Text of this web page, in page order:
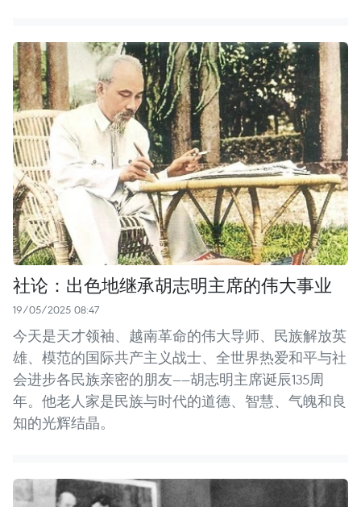
社论：出色地继承胡志明主席的伟大事业
19/05/2025 08:47
今天是天才领袖、越南革命的伟大导师、民族解放英
雄、模范的国际共产主义战士、全世界热爱和平与社
会进步各民族亲密的朋友——胡志明主席诞辰135周
年。他老人家是民族与时代的道德、智慧、气魄和良
知的光辉结晶。